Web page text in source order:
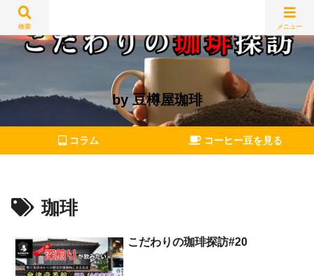
by 豆樽屋珈琲
コラム コーヒー豆を見る
珈琲
こだわりの珈琲探訪#20
検索 メニュー